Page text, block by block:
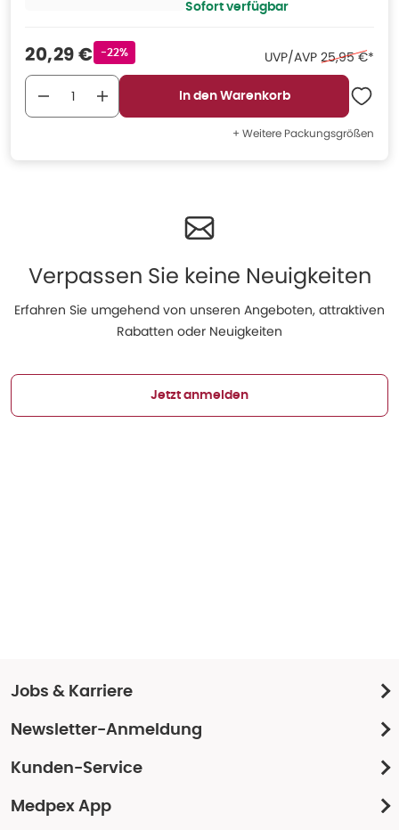
Sofort verfügbar
Verkaufspreis
20,29 € Rabattstempel
-22% UVP/AVP Ehemaliger
25,95 €*
In den Warenkorb
+ Weitere Packungsgrößen
Verpassen Sie keine Neuigkeiten
Erfahren Sie umgehend von unseren Angeboten, attraktiven
Rabatten oder Neuigkeiten
Jetzt anmelden
Jobs & Karriere
Newsletter-Anmeldung
Kunden-Service
Medpex App